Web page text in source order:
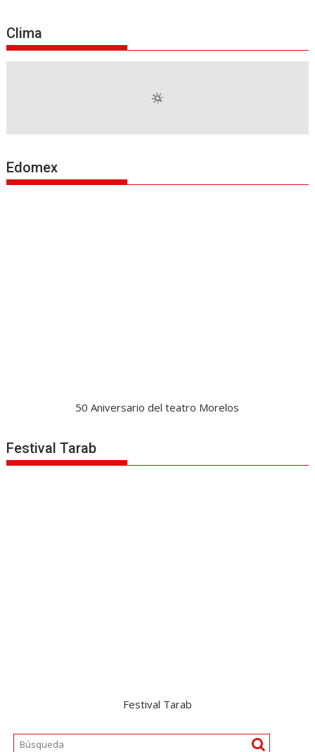
Clima
Edomex
50 Aniversario del teatro Morelos
Festival Tarab
Festival Tarab